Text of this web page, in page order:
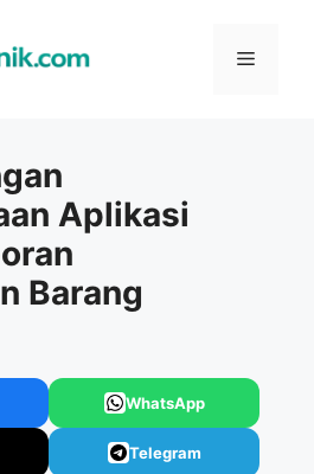
Menu
Aplikasi
Barang
WhatsApp
Telegram